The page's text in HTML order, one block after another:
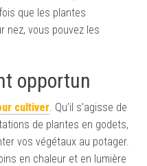
que les plantes
nez, vous pouvez les
opportun
cultiver. Qu’il s’agisse de
de plantes en godets,
vos végétaux au potager.
en chaleur et en lumière